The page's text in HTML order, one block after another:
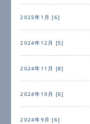
2025年1月 [6]
2024年12月 [5]
2024年11月 [8]
2024年10月 [6]
2024年9月 [6]